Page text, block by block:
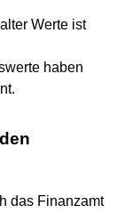
Werte ist
haben
das Finanzamt